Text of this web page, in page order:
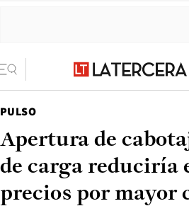
PULSO
Apertura de
de carga reduciría
precios por mayor